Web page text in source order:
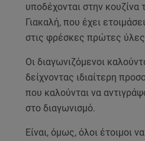
υποδέχονται στην κουζίνα
Γιακαλή, που έχει
στις φρέσκες πρώτες
Οι διαγωνιζόμενοι
δείχνοντας ιδιαίτερη
που καλούνται να
στο διαγωνισμό.
Είναι, όμως, όλοι έτοιμοι